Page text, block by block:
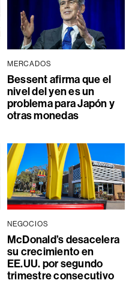
MERCADOS
Bessent afirma que el
nivel del yen es un
problema para Japón y
otras monedas
NEGOCIOS
McDonald’s desacelera
su crecimiento en
EE.UU. por segundo
trimestre consecutivo